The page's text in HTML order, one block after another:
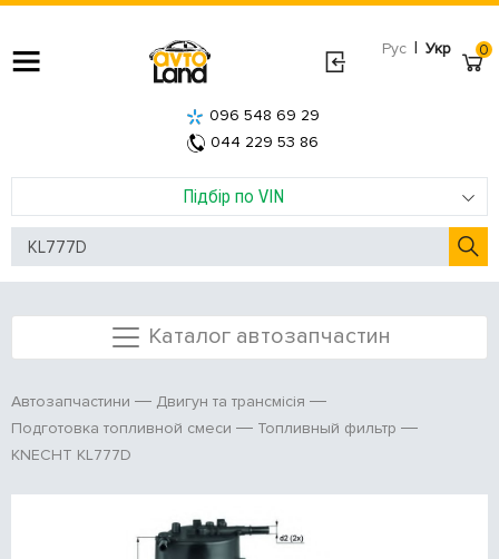
Рус | Укр
Підбір по VIN
096 548 69 29
044 229 53 86
0
Каталог автозапчастин
Автозапчастини
Двигун та трансмісія
Подготовка топливной смеси
Топливный фильтр
KNECHT KL777D